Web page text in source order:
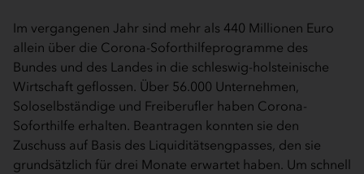
Im vergangenen Jahr sind mehr als 440 Millionen Euro
allein über die Corona-Soforthilfeprogramme des
Bundes und des Landes in die schleswig-holsteinische
Wirtschaft geflossen. Über 56.000 Unternehmen,
Soloselbständige und Freiberufler haben Corona-
Soforthilfe erhalten. Beantragen konnten sie den
Zuschuss auf Basis des Liquiditätsengpasses, den sie
grundsätzlich für drei Monate erwartet haben. Um schnell